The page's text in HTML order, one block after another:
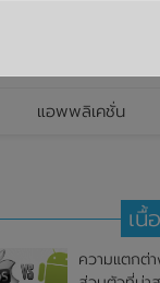
แอพพลิเคชั่น
เนื้
ความแตกต่